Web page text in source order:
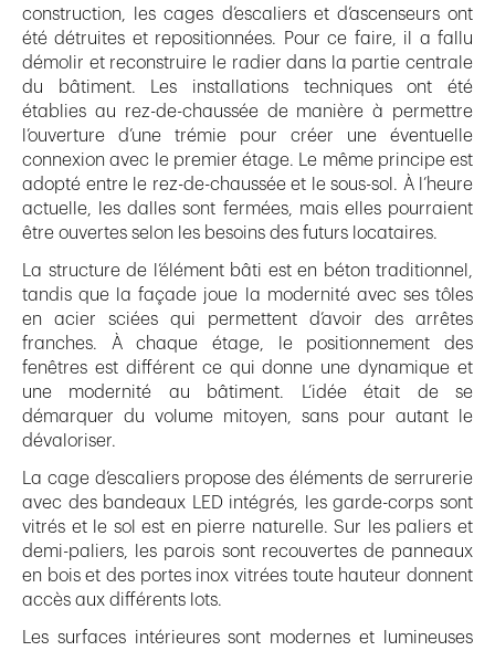
construction, les cages d’escaliers et d’ascenseurs ont
été détruites et repositionnées. Pour ce faire, il a fallu
démolir et reconstruire le radier dans la partie centrale
du bâtiment. Les installations techniques ont été
établies au rez-de-chaussée de manière à permettre
l’ouverture d’une trémie pour créer une éventuelle
connexion avec le premier étage. Le même principe est
adopté entre le rez-de-chaussée et le sous-sol. À l’heure
actuelle, les dalles sont fermées, mais elles pourraient
être ouvertes selon les besoins des futurs locataires.
La structure de l’élément bâti est en béton traditionnel,
tandis que la façade joue la modernité avec ses tôles
en acier sciées qui permettent d’avoir des arrêtes
franches. À chaque étage, le positionnement des
fenêtres est différent ce qui donne une dynamique et
une modernité au bâtiment. L’idée était de se
démarquer du volume mitoyen, sans pour autant le
dévaloriser.
La cage d’escaliers propose des éléments de serrurerie
avec des bandeaux LED intégrés, les garde-corps sont
vitrés et le sol est en pierre naturelle. Sur les paliers et
demi-paliers, les parois sont recouvertes de panneaux
en bois et des portes inox vitrées toute hauteur donnent
accès aux différents lots.
Les surfaces intérieures sont modernes et lumineuses